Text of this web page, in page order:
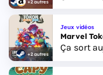
+2 autres
+2 autres
Jeux vidéos
Marvel
Ça sort